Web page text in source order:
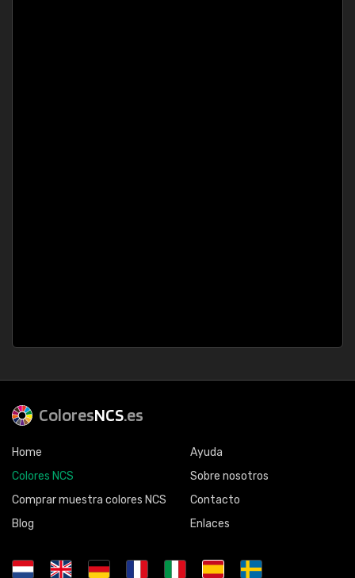
ColoresNCS.es
Home
Colores NCS
Comprar muestra colores NCS
Blog
Ayuda
Sobre nosotros
Contacto
Enlaces